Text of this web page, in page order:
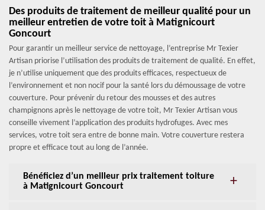
Des produits de traitement de meilleur qualité pour un
meilleur entretien de votre toit à Matignicourt
Goncourt
Pour garantir un meilleur service de nettoyage, l’entreprise Mr Texier
Artisan priorise l’utilisation des produits de traitement de qualité. En effet,
je n’utilise uniquement que des produits efficaces, respectueux de
l’environnement et non nocif pour la santé lors du démoussage de votre
couverture. Pour prévenir du retour des mousses et des autres
champignons après le nettoyage de votre toit, Mr Texier Artisan vous
conseille vivement l’application des produits hydrofuges. Avec mes
services, votre toit sera entre de bonne main. Votre couverture restera
propre et efficace tout au long de l’année.
Bénéficiez d’un meilleur prix traitement toiture
à Matignicourt Goncourt